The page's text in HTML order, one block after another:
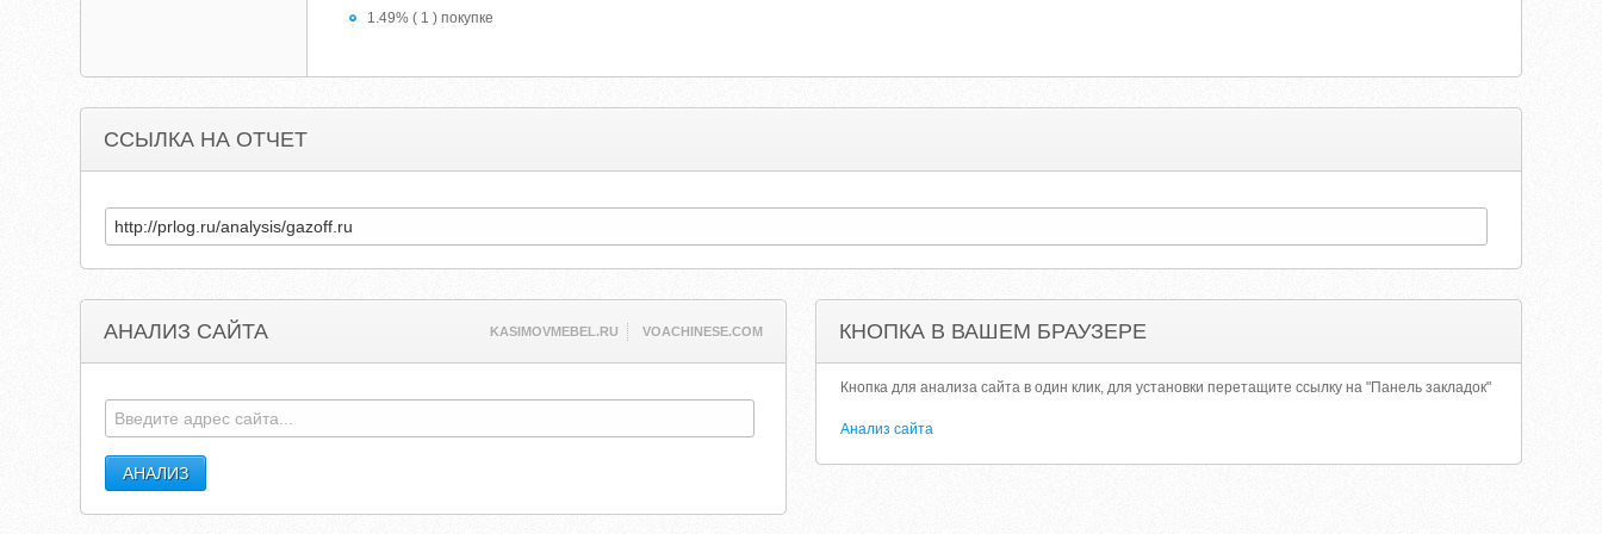
1.49% ( 1 ) покупке
ССЫЛКА НА ОТЧЕТ
АНАЛИЗ САЙТА KASIMOVMEBEL.RU VOACHINESE.COM КНОПКА В ВАШЕМ БРАУЗЕРЕ
Кнопка для анализа сайта в один клик, для установки перетащите ссылку на "Панель закладок"
Анализ сайта